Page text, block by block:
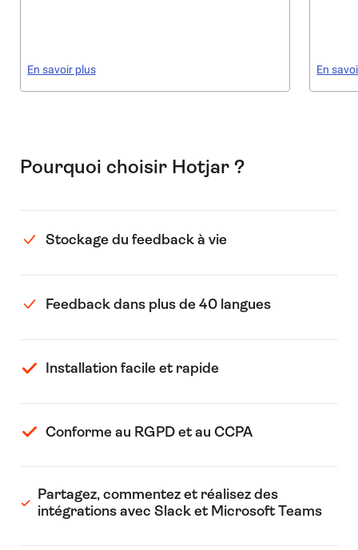
En savoir plus En
Pourquoi choisir Hotjar ?
Stockage du feedback à vie
Feedback dans plus de 40 langues
Installation facile et rapide
Conforme au RGPD et au CCPA
Partagez, commentez et réalisez des
intégrations avec Slack et Microsoft Teams